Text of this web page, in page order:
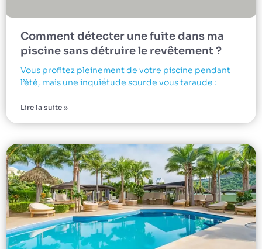
Comment détecter une fuite dans ma
piscine sans détruire le revêtement ?
Vous profitez pleinement de votre piscine pendant
l’été, mais une inquiétude sourde vous taraude :
Lire la suite »